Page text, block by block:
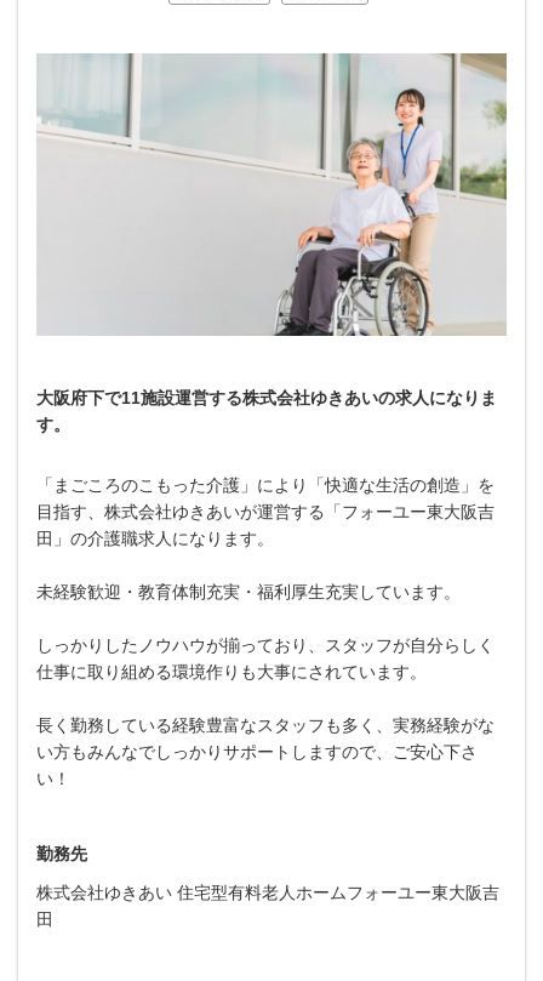
大阪府下で11施設運営する株式会社ゆきあいの求人になりま
す。
「まごころのこもった介護」により「快適な生活の創造」を
目指す、株式会社ゆきあいが運営する「フォーユー東大阪吉
田」の介護職求人になります。
未経験歓迎・教育体制充実・福利厚生充実しています。
しっかりしたノウハウが揃っており、スタッフが自分らしく
仕事に取り組める環境作りも大事にされています。
長く勤務している経験豊富なスタッフも多く、実務経験がな
い方もみんなでしっかりサポートしますので、ご安心下さ
い！
勤務先
株式会社ゆきあい 住宅型有料老人ホームフォーユー東大阪吉
田